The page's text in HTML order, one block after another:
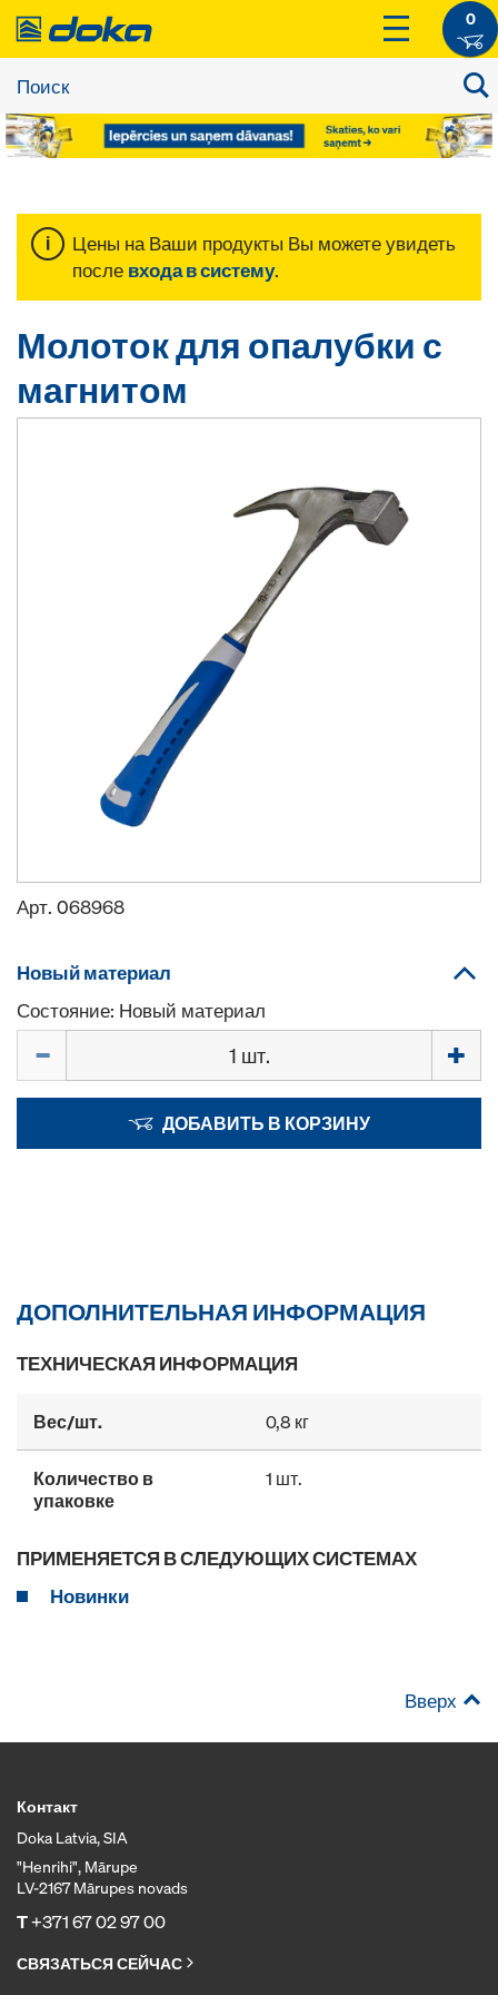
0
Цены на Ваши продукты Вы можете увидеть
после входа в систему.
Молоток для опалубки с
магнитом
Арт. 068968
Новый материал
Состояние: Новый материал
ДОБАВИТЬ В КОРЗИНУ
ДОПОЛНИТЕЛЬНАЯ ИНФОРМАЦИЯ
ТЕХНИЧЕСКАЯ ИНФОРМАЦИЯ
Вес/шт. 0,8 кг
Количество в
упаковке
1 шт.
ПРИМЕНЯЕТСЯ В СЛЕДУЮЩИХ СИСТЕМАХ
Новинки
Вверх
Контакт
Doka Latvia, SIA
"Henrihi", Mārupe
LV-2167 Mārupes novads
T+371 67 02 97 00
СВЯЗАТЬСЯ СЕЙЧАС